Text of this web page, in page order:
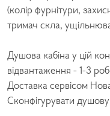
(колір фурнітури,
тримач скла,
Душова кабіна у цій
відвантаження - 1-3
Доставка сервісом
Сконфігурувати